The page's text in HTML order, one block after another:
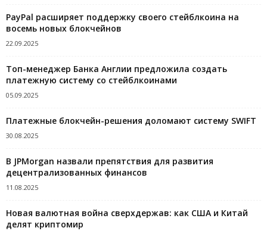
PayPal расширяет поддержку своего стейблкоина на
восемь новых блокчейнов
22.09.2025
Топ-менеджер Банка Англии предложила создать
платежную систему со стейблкоинами
05.09.2025
Платежные блокчейн-решения доломают систему SWIFT
30.08.2025
В JPMorgan назвали препятствия для развития
децентрализованных финансов
11.08.2025
Новая валютная война сверхдержав: как США и Китай
делят криптомир